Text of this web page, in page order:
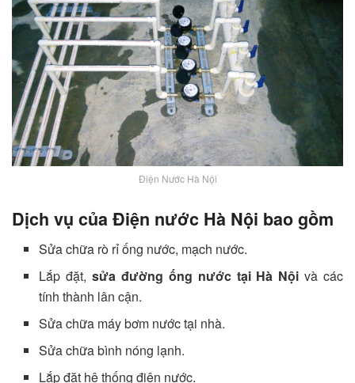
Điện Nước Hà Nội
Dịch vụ của Điện nước Hà Nội bao gồm
Sửa chữa rò rỉ ống nước, mạch nước.
Lắp đặt,sửa đường ống nước tại Hà Nội và các
tính thành lân cận.
Sửa chữa máy bơm nước tại nhà.
Sửa chữa bình nóng lạnh.
Lắp đặt hệ thống điện nước.